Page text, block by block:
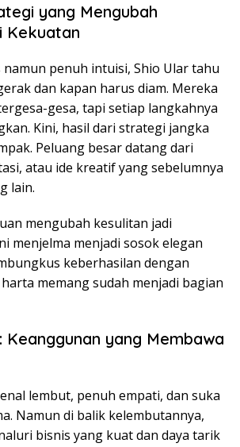
yang Mengubah
Kekuatan
penuh intuisi, Shio Ular tahu
dan kapan harus diam. Mereka
gesa, tapi setiap langkahnya
Kini, hasil dari strategi jangka
Peluang besar datang dari
atau ide kreatif yang sebelumnya
lain.
mengubah kesulitan jadi
menjelma menjadi sosok elegan
keberhasilan dengan
memang sudah menjadi bagian
Keanggunan yang Membawa
lembut, penuh empati, dan suka
Namun di balik kelembutannya,
bisnis yang kuat dan daya tarik